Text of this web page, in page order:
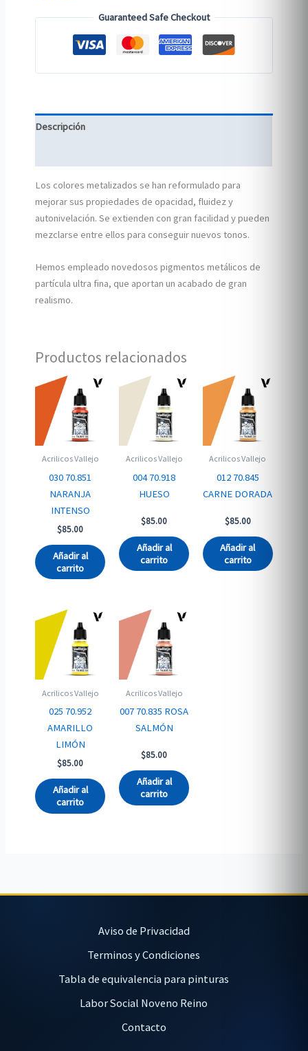
Guaranteed Safe Checkout
Descripción
Los colores metalizados se han reformulado para
mejorar sus propiedades de opacidad, fluidez y
autonivelación. Se extienden con gran facilidad y pueden
mezclarse entre ellos para conseguir nuevos tonos.
Hemos empleado novedosos pigmentos metálicos de
partícula ultra fina, que aportan un acabado de gran
realismo.
Productos relacionados
Acrilicos Vallejo
030 70.851
NARANJA
INTENSO
$85.00
Añadir al
carrito
Acrilicos Vallejo
004 70.918
HUESO
$85.00
Añadir al
carrito
Acrilicos Vallejo
012 70.845
CARNE DORADA
$85.00
Añadir al
carrito
Acrilicos Vallejo
025 70.952
AMARILLO
LIMÓN
$85.00
Añadir al
carrito
Acrilicos Vallejo
007 70.835 ROSA
SALMÓN
$85.00
Añadir al
carrito
Aviso de Privacidad
Terminos y Condiciones
Tabla de equivalencia para pinturas
Labor Social Noveno Reino
Contacto